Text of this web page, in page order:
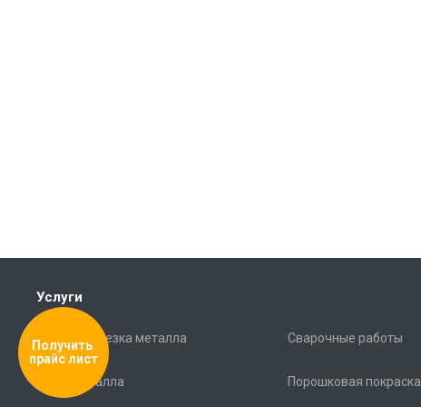
Услуги
Лазерная резка металла Сварочные работы
Гибка металла Порошковая покраска
Получить
прайс лист